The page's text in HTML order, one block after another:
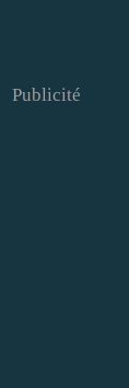
Publicité